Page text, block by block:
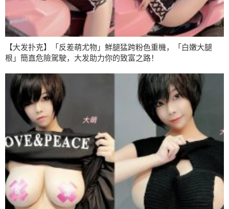
【大发扑克】「反差萌尤物」鮮腿猛跨粉色重機，「白嫩大腿
根」簡直危險駕駛，大发助力你的致富之路！